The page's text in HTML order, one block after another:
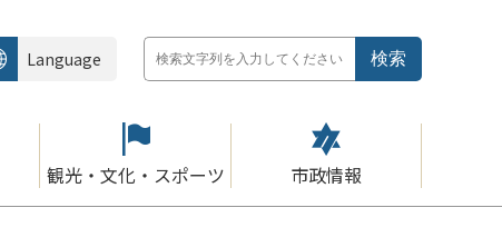
Language
観光・文化・スポーツ 市政情報